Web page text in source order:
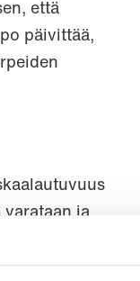
että
päivittää,
varataan ja